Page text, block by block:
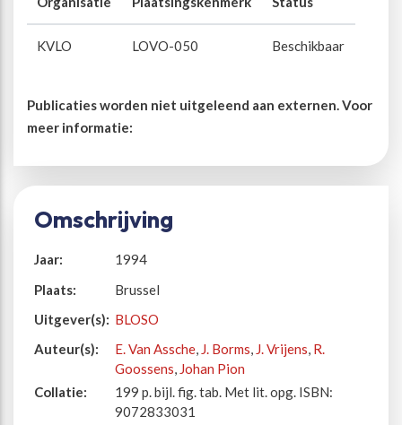
KVLO LOVO-050 Beschikbaar
Publicaties worden niet uitgeleend aan externen. Voor
meer informatie:
Omschrijving
Jaar:
1994
Plaats:
Brussel
Uitgever(s): BLOSO
Auteur(s):
E. Van Assche, J. Borms, J. Vrijens, R.
Goossens, Johan Pion
Collatie:
199 p. bijl. fig. tab. Met lit. opg. ISBN:
9072833031